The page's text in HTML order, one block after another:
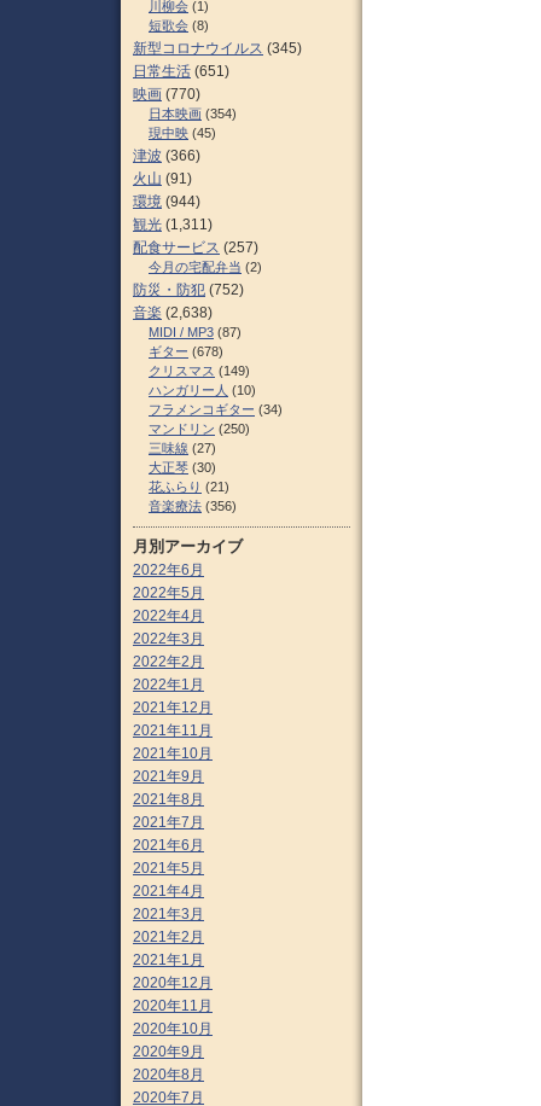
川柳会 (1)
短歌会 (8)
新型コロナウイルス (345)
日常生活 (651)
映画 (770)
日本映画 (354)
現中映 (45)
津波 (366)
火山 (91)
環境 (944)
観光 (1,311)
配食サービス (257)
今月の宅配弁当 (2)
防災・防犯 (752)
音楽 (2,638)
MIDI / MP3 (87)
ギター (678)
クリスマス (149)
ハンガリー人 (10)
フラメンコギター (34)
マンドリン (250)
三味線 (27)
大正琴 (30)
花ふらり (21)
音楽療法 (356)
月別アーカイブ
2022年6月
2022年5月
2022年4月
2022年3月
2022年2月
2022年1月
2021年12月
2021年11月
2021年10月
2021年9月
2021年8月
2021年7月
2021年6月
2021年5月
2021年4月
2021年3月
2021年2月
2021年1月
2020年12月
2020年11月
2020年10月
2020年9月
2020年8月
2020年7月